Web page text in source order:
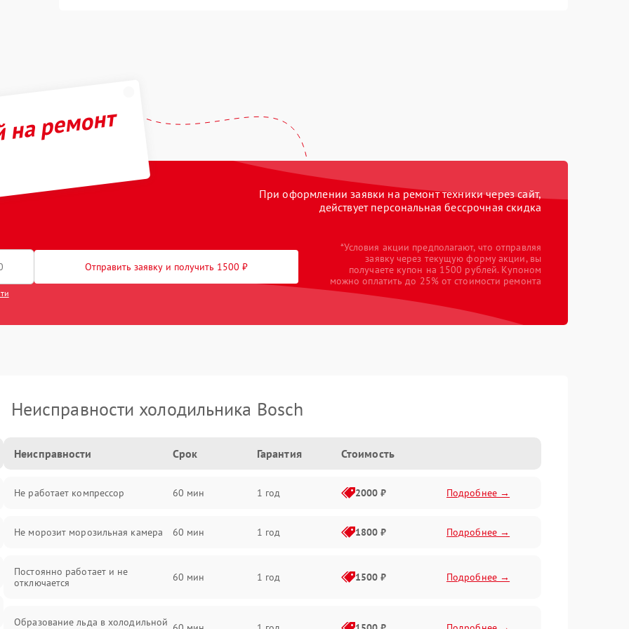
ремонт
При оформлении заявки на ремонт техники через сайт,
действует персональная бессрочная скидка
Отправить заявку и получить 1500 ₽
*Условия акции предполагают, что отправляя
заявку через текущую форму акции, вы
получаете купон на 1500 рублей. Купоном
можно оплатить до 25% от стоимости ремонта
Неисправности холодильника Bosch
Неисправности Срок Гарантия Стоимость
Не работает компрессор 60 мин 1 год 2000 ₽ Подробнее →
Не морозит морозильная камера 60 мин 1 год 1800 ₽ Подробнее →
Постоянно работает и не
отключается
60 мин 1 год 1500 ₽ Подробнее →
Образование льда в холодильной